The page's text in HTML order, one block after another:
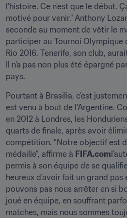
l’histoire. Ce n’est que le début.
motivé pour venir." Anthony
seconde au moment de vêtir le
participer au Tournoi Olympique
Rio 2016. Tenerife, son club,
Il n'a pas non plus été épargné
pays.
Pourtant à Brasilia, c’est
est venu à bout de l’Argentine.
en 2012 à Londres, les
quarts de finale, après avoir
compétition. "Notre objectif est
médaille", affirme à FIFA.com
permis à son équipe de se
heureux d'avoir fait un grand pas
pouvons pas nous arrêter en si
joué en équipe, en souffrant
matches, mais nous sommes